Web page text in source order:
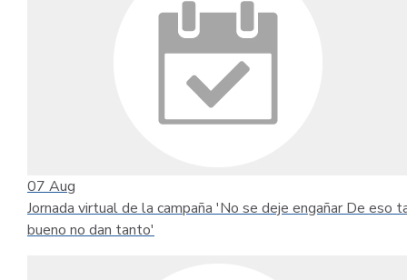
07 Aug
Jornada virtual de la campaña 'No se deje engañar De eso
bueno no dan tanto'